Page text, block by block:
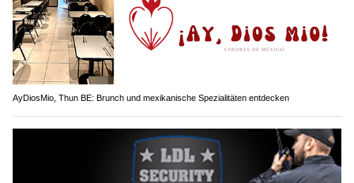
AyDiosMio, Thun BE: Brunch und mexikanische Spezialitäten entdecken